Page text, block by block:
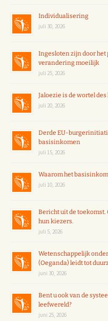
Individualisering
juli 30, 2026
Ingesloten zijn door
verandering moeilijk
juli 25, 2026
Jaloezie is de wortel
juli 20, 2026
Derde EU-
basisinkomen
juli 15, 2026
Waarom het
juli 10, 2026
Bericht uit de
hun kiezers.
juli 5, 2026
Wetenschappelijk
(Oeganda) leidt tot
juni 30, 2026
Bent u ook van de
leefwereld?
juni 25, 2026